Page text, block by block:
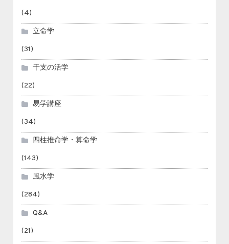
(4)
立命学
(31)
干支の活学
(22)
易学講座
(34)
四柱推命学・算命学
(143)
風水学
(284)
Q&A
(21)